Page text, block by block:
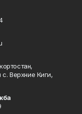
Верхние Киги,